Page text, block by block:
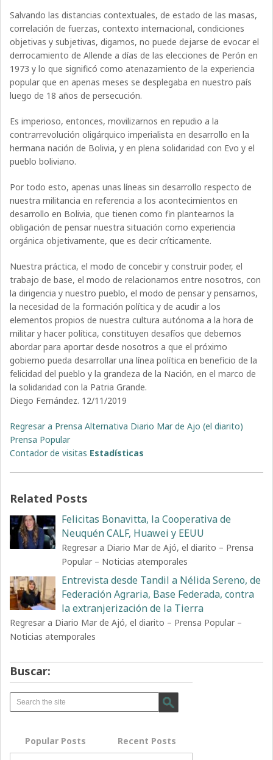
Salvando las distancias contextuales, de estado de las masas,
correlación de fuerzas, contexto internacional, condiciones
objetivas y subjetivas, digamos, no puede dejarse de evocar el
derrocamiento de Allende a días de las elecciones de Perón en
1973 y lo que significó como atenazamiento de la experiencia
popular que en apenas meses se desplegaba en nuestro país
luego de 18 años de persecución.
Es imperioso, entonces, movilizarnos en repudio a la
contrarrevolución oligárquico imperialista en desarrollo en la
hermana nación de Bolivia, y en plena solidaridad con Evo y el
pueblo boliviano.
Por todo esto, apenas unas líneas sin desarrollo respecto de
nuestra militancia en referencia a los acontecimientos en
desarrollo en Bolivia, que tienen como fin plantearnos la
obligación de pensar nuestra situación como experiencia
orgánica objetivamente, que es decir críticamente.
Nuestra práctica, el modo de concebir y construir poder, el
trabajo de base, el modo de relacionarnos entre nosotros, con
la dirigencia y nuestro pueblo, el modo de pensar y pensarnos,
la necesidad de la formación política y de acudir a los
elementos propios de nuestra cultura autónoma a la hora de
militar y hacer política, constituyen desafíos que debemos
abordar para aportar desde nosotros a que el próximo
gobierno pueda desarrollar una línea política en beneficio de la
felicidad del pueblo y la grandeza de la Nación, en el marco de
la solidaridad con la Patria Grande.
Diego Fernández. 12/11/2019
Regresar a Prensa Alternativa Diario Mar de Ajo (el diarito)
Prensa Popular
Contador de visitas Estadísticas
Related Posts
Felicitas Bonavitta, la Cooperativa de
Neuquén CALF, Huawei y EEUU
Regresar a Diario Mar de Ajó, el diarito – Prensa
Popular – Noticias atemporales
Entrevista desde Tandil a Nélida Sereno, de
Federación Agraria, Base Federada, contra
la extranjerización de la Tierra
Regresar a Diario Mar de Ajó, el diarito – Prensa Popular –
Noticias atemporales
Buscar:
Popular Posts Recent Posts